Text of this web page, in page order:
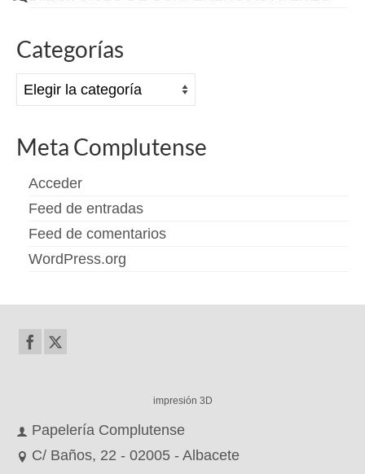
Categorías
Categorías
Meta Complutense
Acceder
Feed de entradas
Feed de comentarios
WordPress.org
impresión 3D
Papelería Complutense
C/ Baños, 22 - 02005 - Albacete